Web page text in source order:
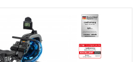
workout en er is bijna geen enkel
ander fitnesstoestel dat op dezelfde
optimale wijze kracht- en
uithoudingstraining met elkaar
verbindt. Roeien spreekt